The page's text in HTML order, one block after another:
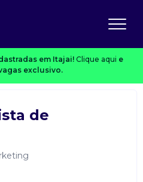
em Itajai!Clique aqui e
exclusivo.
de